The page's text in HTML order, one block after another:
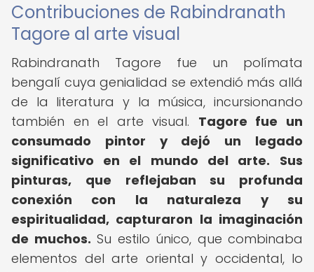
Contribuciones de Rabindranath
Tagore al arte visual
Rabindranath Tagore fue un polímata
bengalí cuya genialidad se extendió más allá
de la literatura y la música, incursionando
también en el arte visual. Tagore fue un
consumado pintor y dejó un legado
significativo en el mundo del arte.
Sus
pinturas, que reflejaban su profunda
conexión con la naturaleza y su
espiritualidad, capturaron la imaginación
de muchos. Su estilo único, que combinaba
elementos del arte oriental y occidental, lo